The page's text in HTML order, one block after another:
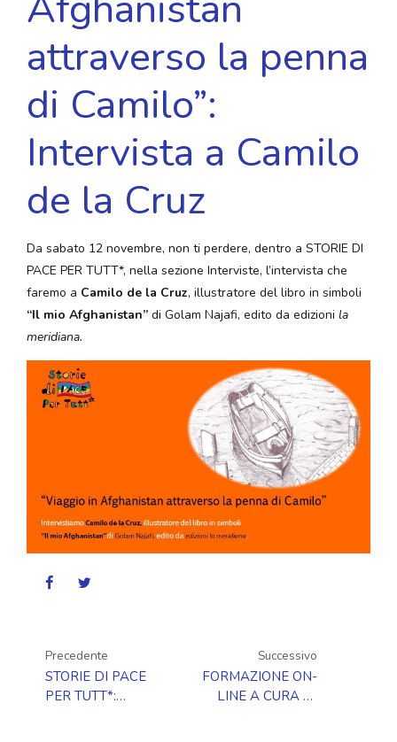
attraverso la penna
di Camilo”:
Intervista a Camilo
de la Cruz
Da sabato 12 novembre, non ti perdere, dentro a STORIE DI
PACE PER TUTT*, nella sezione Interviste, l’intervista che
faremo a Camilo de la Cruz, illustratore del libro in simboli
“Il mio Afghanistan” di Golam Najafi, edito da edizioni la
meridiana.
Precedente
STORIE DI PACE
PER TUTT*:
Successivo
FORMAZIONE ON-
LINE A CURA DI